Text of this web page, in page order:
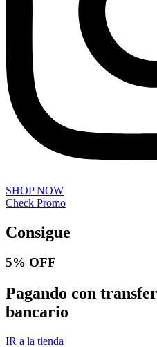
SHOP NOW
Check Promo
Consigue
5% OFF
Pagando con
bancario
IR a la tienda